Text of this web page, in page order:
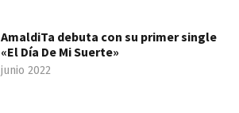
AmaldiTa debuta con su primer single
«El Día De Mi Suerte»
junio 2022